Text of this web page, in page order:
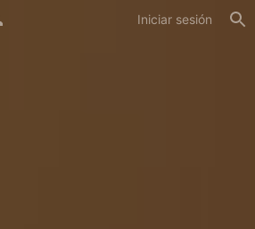
Iniciar sesión